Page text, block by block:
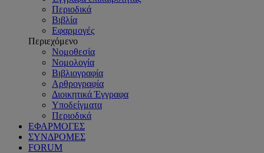
Περιοδικά
Βιβλία
Εφαρμογές
Περιεχόμενο
Νομοθεσία
Νομολογία
Βιβλιογραφία
Αρθρογραφία
Διοικητικά Έγγραφα
Υποδείγματα
Περιοδικά
ΕΦΑΡΜΟΓΕΣ
ΣΥΝΔΡΟΜΕΣ
FORUM